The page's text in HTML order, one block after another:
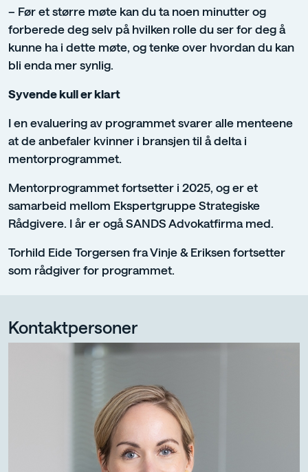
– Før et større møte kan du ta noen minutter og
forberede deg selv på hvilken rolle du ser for deg å
kunne ha i dette møte, og tenke over hvordan du kan
bli enda mer synlig.
Syvende kull er klart
I en evaluering av programmet svarer alle menteene
at de anbefaler kvinner i bransjen til å delta i
mentorprogrammet.
Mentorprogrammet fortsetter i 2025, og er et
samarbeid mellom Ekspertgruppe Strategiske
Rådgivere. I år er ogå SANDS Advokatfirma med.
Torhild Eide Torgersen fra Vinje & Eriksen fortsetter
som rådgiver for programmet.
Kontaktpersoner